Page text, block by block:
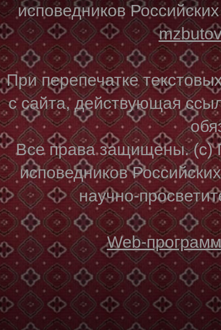
исповедников
При перепечатке
с сайта, действующая
Все права защищены. (с)
исповедников
научно-
Web-